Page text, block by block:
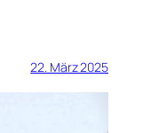
22. März 2025